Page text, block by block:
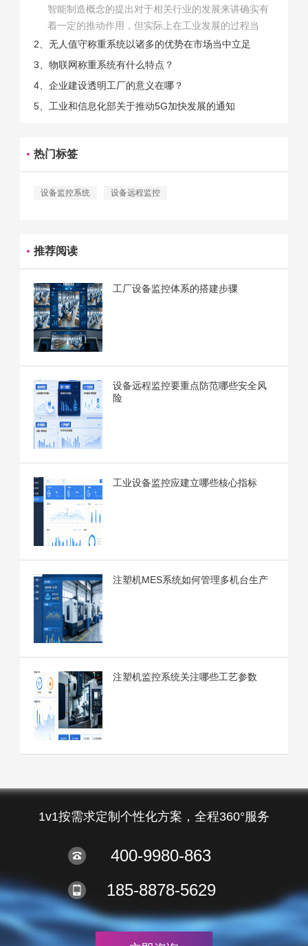
智能制造概念的提出对于相关行业的发展来讲确实有
着一定的推动作用，但实际上在工业发展的过程当
中，能够推动相关产业发展的具体结束是非常的多
的。那么为什么企业一定需要...
2、无人值守称重系统以诸多的优势在市场当中立足
3、物联网称重系统有什么特点？
4、企业建设透明工厂的意义在哪？
5、工业和信息化部关于推动5G加快发展的通知
热门标签
设备监控系统 设备远程监控
推荐阅读
工厂设备监控体系的搭建步骤
设备远程监控要重点防范哪些安全风
险
工业设备监控应建立哪些核心指标
注塑机MES系统如何管理多机台生产
注塑机监控系统关注哪些工艺参数
1v1按需求定制个性化方案，全程360°服务
400-9980-863
185-8878-5629